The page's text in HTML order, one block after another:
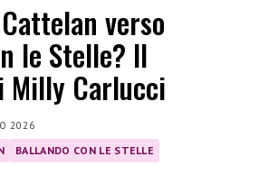
verso
le Stelle? Il
Milly Carlucci
2026
BALLANDO CON LE STELLE